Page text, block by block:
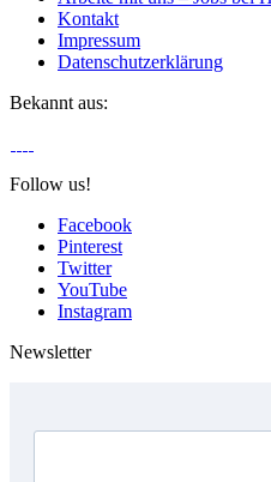
Kontakt
Impressum
Datenschutzerklärung
Bekannt aus:
Follow us!
Facebook
Pinterest
Twitter
YouTube
Instagram
Newsletter